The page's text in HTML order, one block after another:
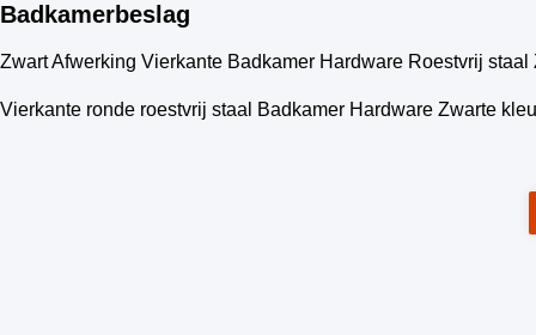
Badkamerbeslag
Zwart Afwerking Vierkante Badkamer Hardware Roestvrij
Vierkante ronde roestvrij staal Badkamer Hardware Zwarte